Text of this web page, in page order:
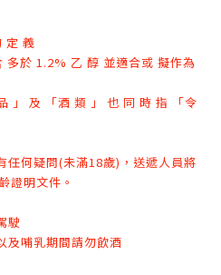
定 義
多於 1.2% 乙 醇 並適合或 擬作為
」 及 「酒 類 」 也 同 時 指 「令
任何疑問(未滿18歲)，送遞人員將
證明文件 。
駛
及哺乳期間請勿飲酒